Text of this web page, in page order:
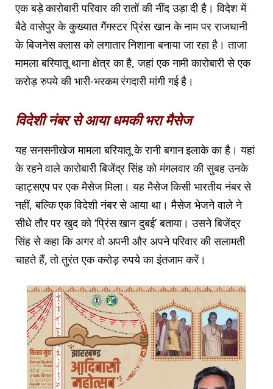
एक बड़े कारोबारी परिवार की रातों की नींद उड़ा दी है। विदेश में
बैठे वासेपुर के कुख्यात गैंगस्टर प्रिंस खान के नाम पर राजधानी
के बिजनेस क्लास को लगातार निशाना बनाया जा रहा है। ताजा
मामला बरियातू थाना क्षेत्र का है, जहां एक नामी कारोबारी से एक
करोड़ रुपये की भारी-भरकम रंगदारी मांगी गई है।
विदेशी नंबर से आया धमकी भरा मैसेज
यह सनसनीखेज मामला बरियातू के रानी बगान इलाके का है। यहां
के रहने वाले कारोबारी बिजेंद्र सिंह को मंगलवार की सुबह उनके
व्हाट्सएप पर एक मैसेज मिला। यह मैसेज किसी भारतीय नंबर से
नहीं, बल्कि एक विदेशी नंबर से आया था। मैसेज भेजने वाले ने
सीधे तौर पर खुद को ‘प्रिंस खान दुबई’ बताया। उसने बिजेंद्र
सिंह से कहा कि अगर वो अपनी और अपने परिवार की सलामती
चाहते हैं, तो तुरंत एक करोड़ रुपये का इंतजाम करें।